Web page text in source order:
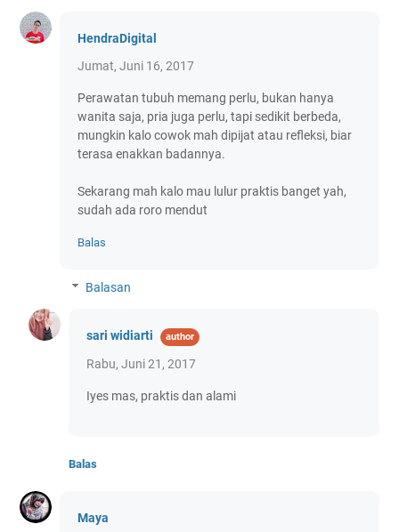
HendraDigital
Jumat, Juni 16, 2017
Perawatan tubuh memang perlu, bukan hanya
wanita saja, pria juga perlu, tapi sedikit berbeda,
mungkin kalo cowok mah dipijat atau refleksi, biar
terasa enakkan badannya.
Sekarang mah kalo mau lulur praktis banget yah,
sudah ada roro mendut
Balas
Balasan
sari widiarti
Rabu, Juni 21, 2017
Iyes mas, praktis dan alami
Balas
Maya